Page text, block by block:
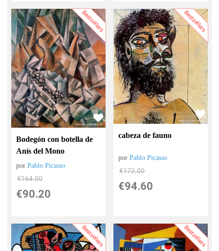
Bestsellers
Bodegón con botella de
Anís del Mono
porPablo Picasso
€164.00
€90.20
Bestsellers
cabeza de fauno
porPablo Picasso
€172.00
€94.60
Bestsellers Bestsellers